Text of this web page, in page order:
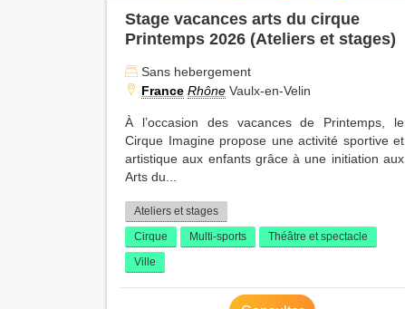
Stage vacances arts du cirque
Printemps 2026 (Ateliers et stages)
Sans hebergement
France Rhône Vaulx-en-Velin
À l’occasion des vacances de Printemps, le
Cirque Imagine propose une activité sportive et
artistique aux enfants grâce à une initiation aux
Arts du...
Ateliers et stages
Cirque
Multi-sports
Théâtre et spectacle
Ville